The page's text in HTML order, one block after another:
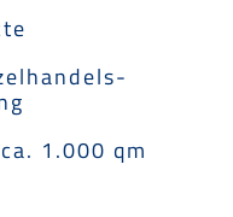
1.000 qm